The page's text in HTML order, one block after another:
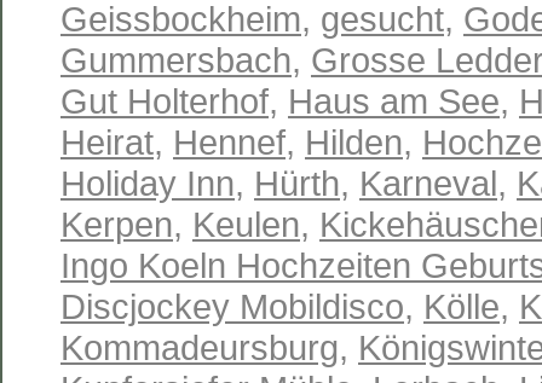
Geissbockheim, gesucht,
Gummersbach, Grosse Ledder
Gut Holterhof, Haus am See,
Heirat, Hennef, Hilden,
Holiday Inn, Hürth, Karneval,
Kerpen, Keulen,
Ingo Koeln Hochzeiten
Discjockey Mobildisco, Kölle,
Kommadeursburg,